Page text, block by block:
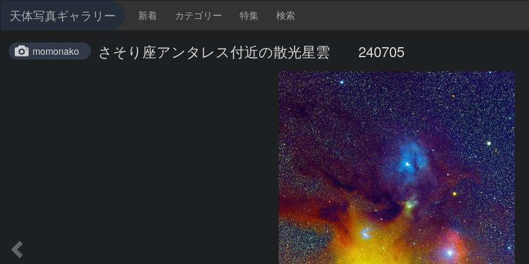
天体写真ギャラリー 新着 カテゴリー 特集 検索
momonako さそり座アンタレス付近の散光星雲 240705